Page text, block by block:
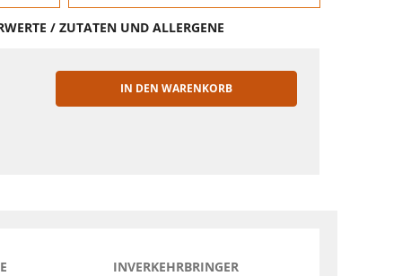
/ ZUTATEN UND ALLERGENE
IN DEN WARENKORB
INVERKEHRBRINGER